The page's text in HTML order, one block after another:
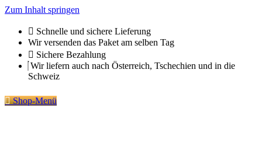
Zum Inhalt springen
Schnelle und sichere Lieferung
Wir versenden das Paket am selben Tag
Sichere Bezahlung
Wir liefern auch nach Österreich, Tschechien und in die
Schweiz
Shop-Menü